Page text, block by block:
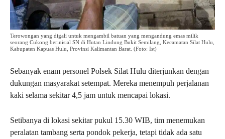
Terowongan yang digali untuk mengambil batuan yang mengandung emas milik
seorang Cukong berinisial SN di Hutan Lindung Bukit Semilang, Kecamatan Silat Hulu,
Kabupaten Kapuas Hulu, Provinsi Kalimantan Barat. (Foto: Ist)
Sebanyak enam personel Polsek Silat Hulu diterjunkan dengan
dukungan masyarakat setempat. Mereka menempuh perjalanan
kaki selama sekitar 4,5 jam untuk mencapai lokasi.
Setibanya di lokasi sekitar pukul 15.30 WIB, tim menemukan
peralatan tambang serta pondok pekerja, tetapi tidak ada satu